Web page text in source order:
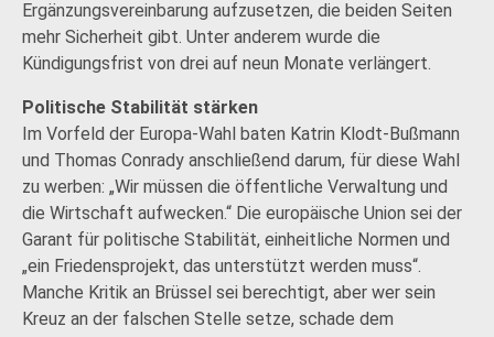
Ergänzungsvereinbarung aufzusetzen, die beiden Seiten
mehr Sicherheit gibt. Unter anderem wurde die
Kündigungsfrist von drei auf neun Monate verlängert.
Politische Stabilität stärken
Im Vorfeld der Europa-Wahl baten Katrin Klodt-Bußmann
und Thomas Conrady anschließend darum, für diese Wahl
zu werben: „Wir müssen die öffentliche Verwaltung und
die Wirtschaft aufwecken.“ Die europäische Union sei der
Garant für politische Stabilität, einheitliche Normen und
„ein Friedensprojekt, das unterstützt werden muss“.
Manche Kritik an Brüssel sei berechtigt, aber wer sein
Kreuz an der falschen Stelle setze, schade dem